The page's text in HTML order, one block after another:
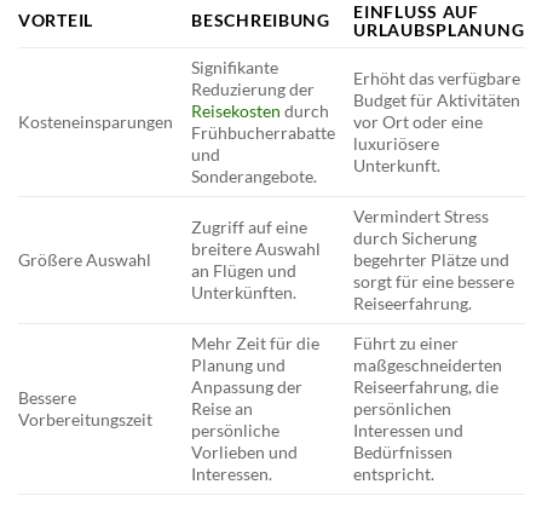
VORTEIL BESCHREIBUNG
EINFLUSS AUF
URLAUBSPLANUNG
Kosteneinsparungen
Signifikante
Reduzierung der
Reisekosten durch
Frühbucherrabatte
und
Sonderangebote.
Erhöht das verfügbare
Budget für Aktivitäten
vor Ort oder eine
luxuriösere
Unterkunft.
Größere Auswahl
Zugriff auf eine
breitere Auswahl
an Flügen und
Unterkünften.
Vermindert Stress
durch Sicherung
begehrter Plätze und
sorgt für eine bessere
Reiseerfahrung.
Bessere
Vorbereitungszeit
Mehr Zeit für die
Planung und
Anpassung der
Reise an
persönliche
Vorlieben und
Interessen.
Führt zu einer
maßgeschneiderten
Reiseerfahrung, die
persönlichen
Interessen und
Bedürfnissen
entspricht.